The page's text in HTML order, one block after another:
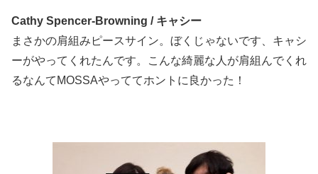
Cathy Spencer-Browning / キャシー
まさかの肩組みピースサイン。ぼくじゃないです、キャシ
ーがやってくれたんです。こんな綺麗な人が肩組んでくれ
るなんてMOSSAやっててホントに良かった！